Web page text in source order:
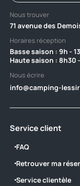
Nous trouver
71 avenue des
Horaires réception
Basse saison : 9h - 13h /
Haute saison : 8h30
Nous écrire
info@camping-
Service client
FAQ
Retrouver ma
Service clientèle